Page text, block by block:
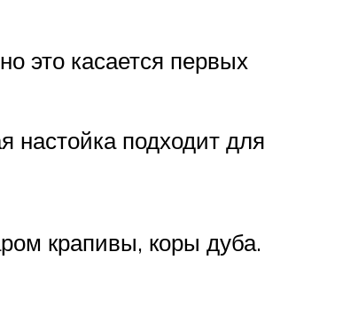
это касается первых
настойка подходит для
крапивы, коры дуба.